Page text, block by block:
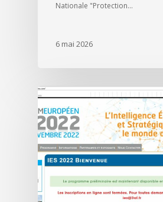
Nationale "Protection…
6 mai 2026